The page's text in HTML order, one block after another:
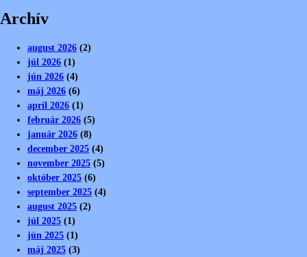
Archív
august 2026 (2)
júl 2026 (1)
jún 2026 (4)
máj 2026 (6)
apríl 2026 (1)
február 2026 (5)
január 2026 (8)
december 2025 (4)
november 2025 (5)
október 2025 (6)
september 2025 (4)
august 2025 (2)
júl 2025 (1)
jún 2025 (1)
máj 2025 (3)